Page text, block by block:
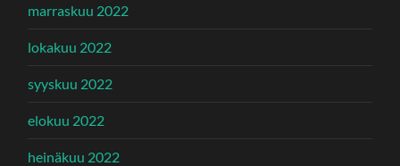
marraskuu 2022
lokakuu 2022
syyskuu 2022
elokuu 2022
heinäkuu 2022